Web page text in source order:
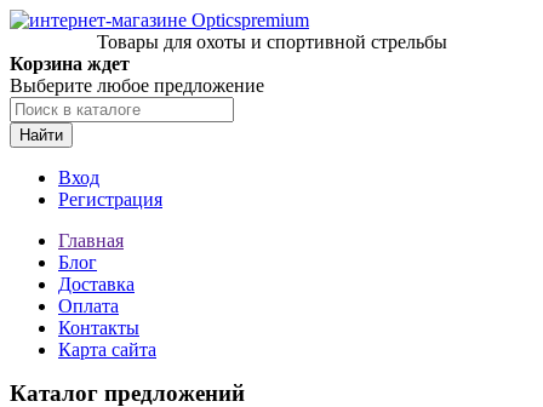
Товары для охоты и спортивной стрельбы
Корзина ждет
Выберите любое предложение
Найти
Вход
Регистрация
Главная
Блог
Доставка
Оплата
Контакты
Карта сайта
Каталог предложений